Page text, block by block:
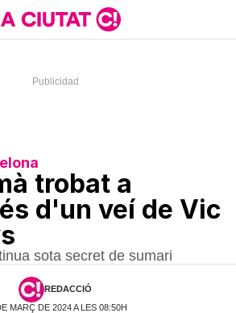
trobat a
d'un veí de Vic
sota secret de sumari
REDACCIÓ
MARÇ DE 2024 A LES 08:50H